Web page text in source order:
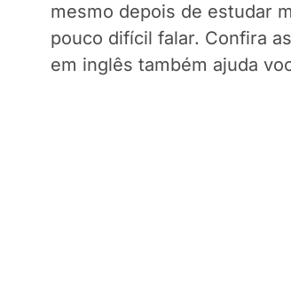
mesmo depois de estudar
pouco difícil falar. Confira
em inglês também ajuda